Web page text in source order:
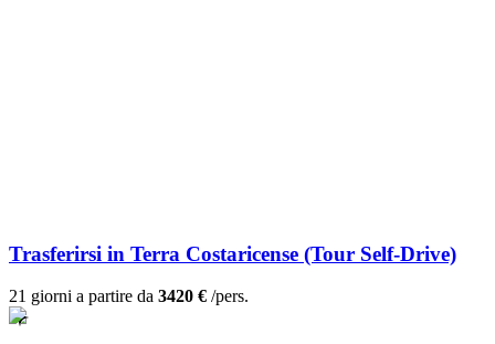
Trasferirsi in Terra Costaricense (Tour Self-Drive)
21 giorni a partire da 3420 € /pers.